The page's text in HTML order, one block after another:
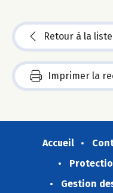
Retour à la liste
Imprimer la
Accueil
Gestion